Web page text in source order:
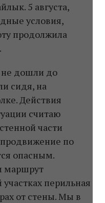
5 августа,
условия,
продолжила
дошли до
сидя, на
Действия
считаю
части
по
опасным.
маршрут
перильная
от стены. Мы в